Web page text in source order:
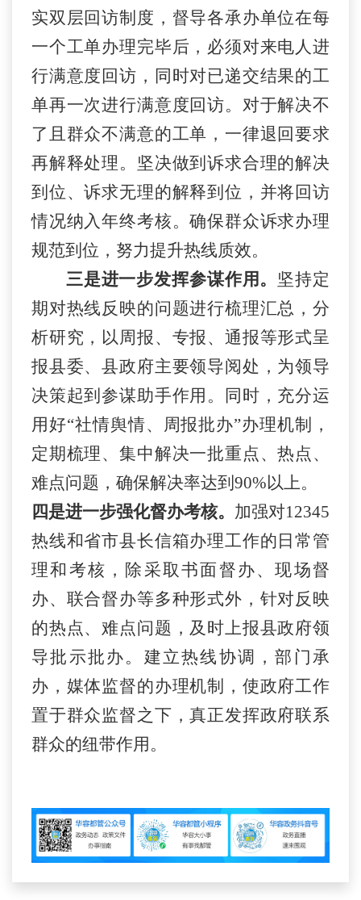
实双层回访制度，督导各承办单位在每
一个工单办理完毕后，必须对来电人进
行满意度回访，同时对已递交结果的工
单再一次进行满意度回访。对于解决不
了且群众不满意的工单，一律退回要求
再解释处理。坚决做到诉求合理的解决
到位、诉求无理的解释到位，并将回访
情况纳入年终考核。确保群众诉求办理
规范到位，努力提升热线质效。
三是进一步发挥参谋作用。 坚持定
期对热线反映的问题进行梳理汇总，分
析研究，以周报、专报、通报等形式呈
报县委、县政府主要领导阅处，为领导
决策起到参谋助手作用。同时，充分运
用好“社情舆情、周报批办”办理机制，
定期梳理、集中解决一批重点、热点、
难点问题，确保解决率达到90%以上。
四是进一步强化督办考核。 加强对12345
热线和省市县长信箱办理工作的日常管
理和考核，除采取书面督办、现场督
办、联合督办等多种形式外，针对反映
的热点、难点问题，及时上报县政府领
导批示批办。建立热线协调，部门承
办，媒体监督的办理机制，使政府工作
置于群众监督之下，真正发挥政府联系
群众的纽带作用。